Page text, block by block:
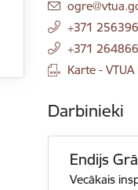
E-pasts:
+371
+371
Karte -
Darbinieki
Endijs
Vecākais